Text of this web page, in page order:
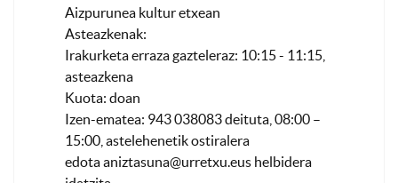
Aizpurunea kultur etxean
Asteazkenak:
Irakurketa erraza gazteleraz: 10:15 - 11:15,
asteazkena
Kuota: doan
Izen-ematea: 943 038083 deituta, 08:00 –
15:00, astelehenetik ostiralera
edotaaniztasuna@urretxu.eus helbidera